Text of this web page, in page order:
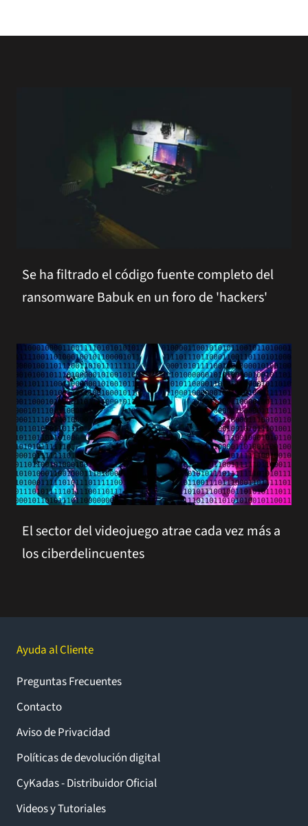
Se ha filtrado el código fuente completo del
ransomware Babuk en un foro de 'hackers'
El sector del videojuego atrae cada vez más a
los ciberdelincuentes
Ayuda al Cliente
Preguntas Frecuentes
Contacto
Aviso de Privacidad
Políticas de devolución digital
CyKadas - Distribuidor Oficial
Videos y Tutoriales